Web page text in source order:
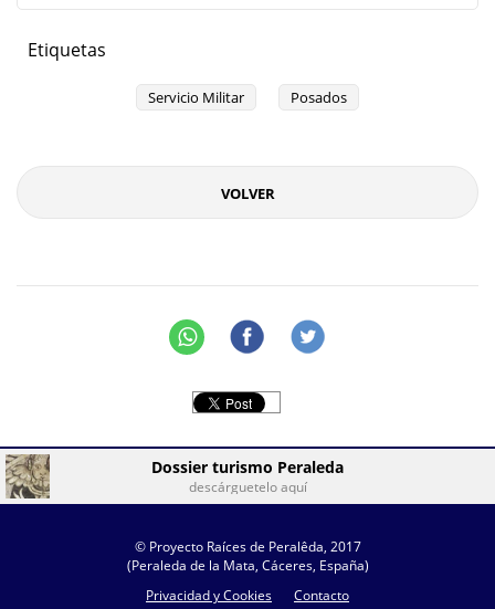
Etiquetas
Servicio Militar Posados
VOLVER
Dossier turismo Peraleda
descárguetelo aquí
© Proyecto Raíces de Peralêda, 2017
(Peraleda de la Mata, Cáceres, España)
Privacidad y Cookies
Contacto